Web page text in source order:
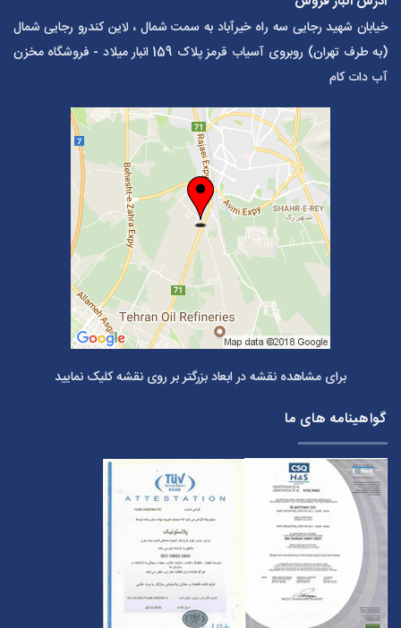
خیابان شهید رجایی سه راه خیرآباد به سمت شمال ، لاین کندرو رجایی شمال
(به طرف تهران) روبروی آسیاب قرمز پلاک 159 انبار میلاد - فروشگاه مخزن
آب دات کام
برای مشاهده نقشه در ابعاد بزرگتر بر روی نقشه کلیک نمایید
گواهینامه های ما